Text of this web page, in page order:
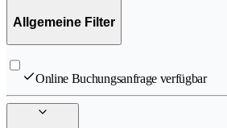
Allgemeine Filter
Online Buchungsanfrage verfügbar